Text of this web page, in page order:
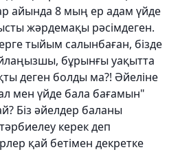
айында 8 мың ер адам үйде
жәрдемақы рәсімдеген.
тыйым салынбаған, бізде
бұрынғы уақытта
деген болды ма?! Әйеліне
мен үйде бала бағамын"
Біз әйелдер баланы
керек деп
қай бетімен декретке